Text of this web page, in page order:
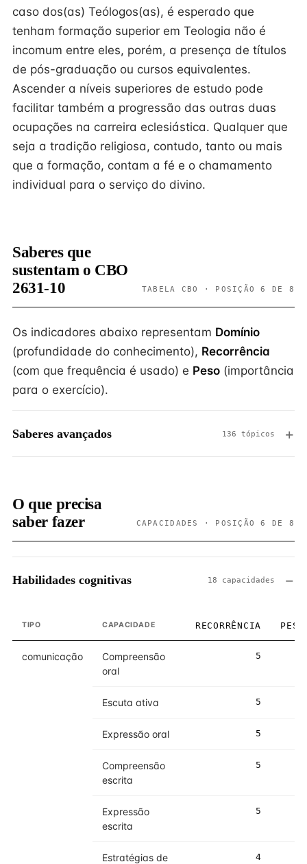
caso dos(as) Teólogos(as), é esperado que
tenham formação superior em Teologia não é
incomum entre eles, porém, a presença de títulos
de pós-graduação ou cursos equivalentes.
Ascender a níveis superiores de estudo pode
facilitar também a progressão das outras duas
ocupações na carreira eclesiástica. Qualquer que
seja a tradição religiosa, contudo, tanto ou mais
que a formação, contam a fé e o chamamento
individual para o serviço do divino.
Saberes que
sustentam o CBO
2631-10
TABELA CBO · POSIÇÃO 6 DE 8
Os indicadores abaixo representam Domínio
(profundidade do conhecimento), Recorrência
(com que frequência é usado) e Peso (importância
para o exercício).
Saberes avançados 136 tópicos
O que precisa
saber fazer
CAPACIDADES · POSIÇÃO 6 DE 8
Habilidades cognitivas 18 capacidades
TIPO CAPACIDADE RECORRÊNCIA PESO
comunicação
Compreensão
oral
5
Escuta ativa 5
Expressão oral 5
Compreensão
escrita
5
Expressão
escrita
5
Estratégias de
4